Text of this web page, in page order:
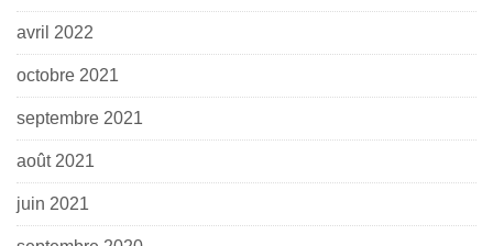
avril 2022
octobre 2021
septembre 2021
août 2021
juin 2021